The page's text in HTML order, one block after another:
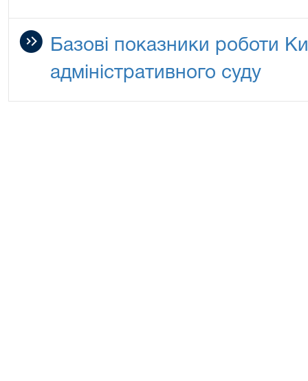
Базові показники роботи
адміністративного суду